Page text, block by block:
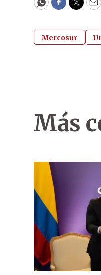
WhatsApp
Facebook
Mercosur
Más